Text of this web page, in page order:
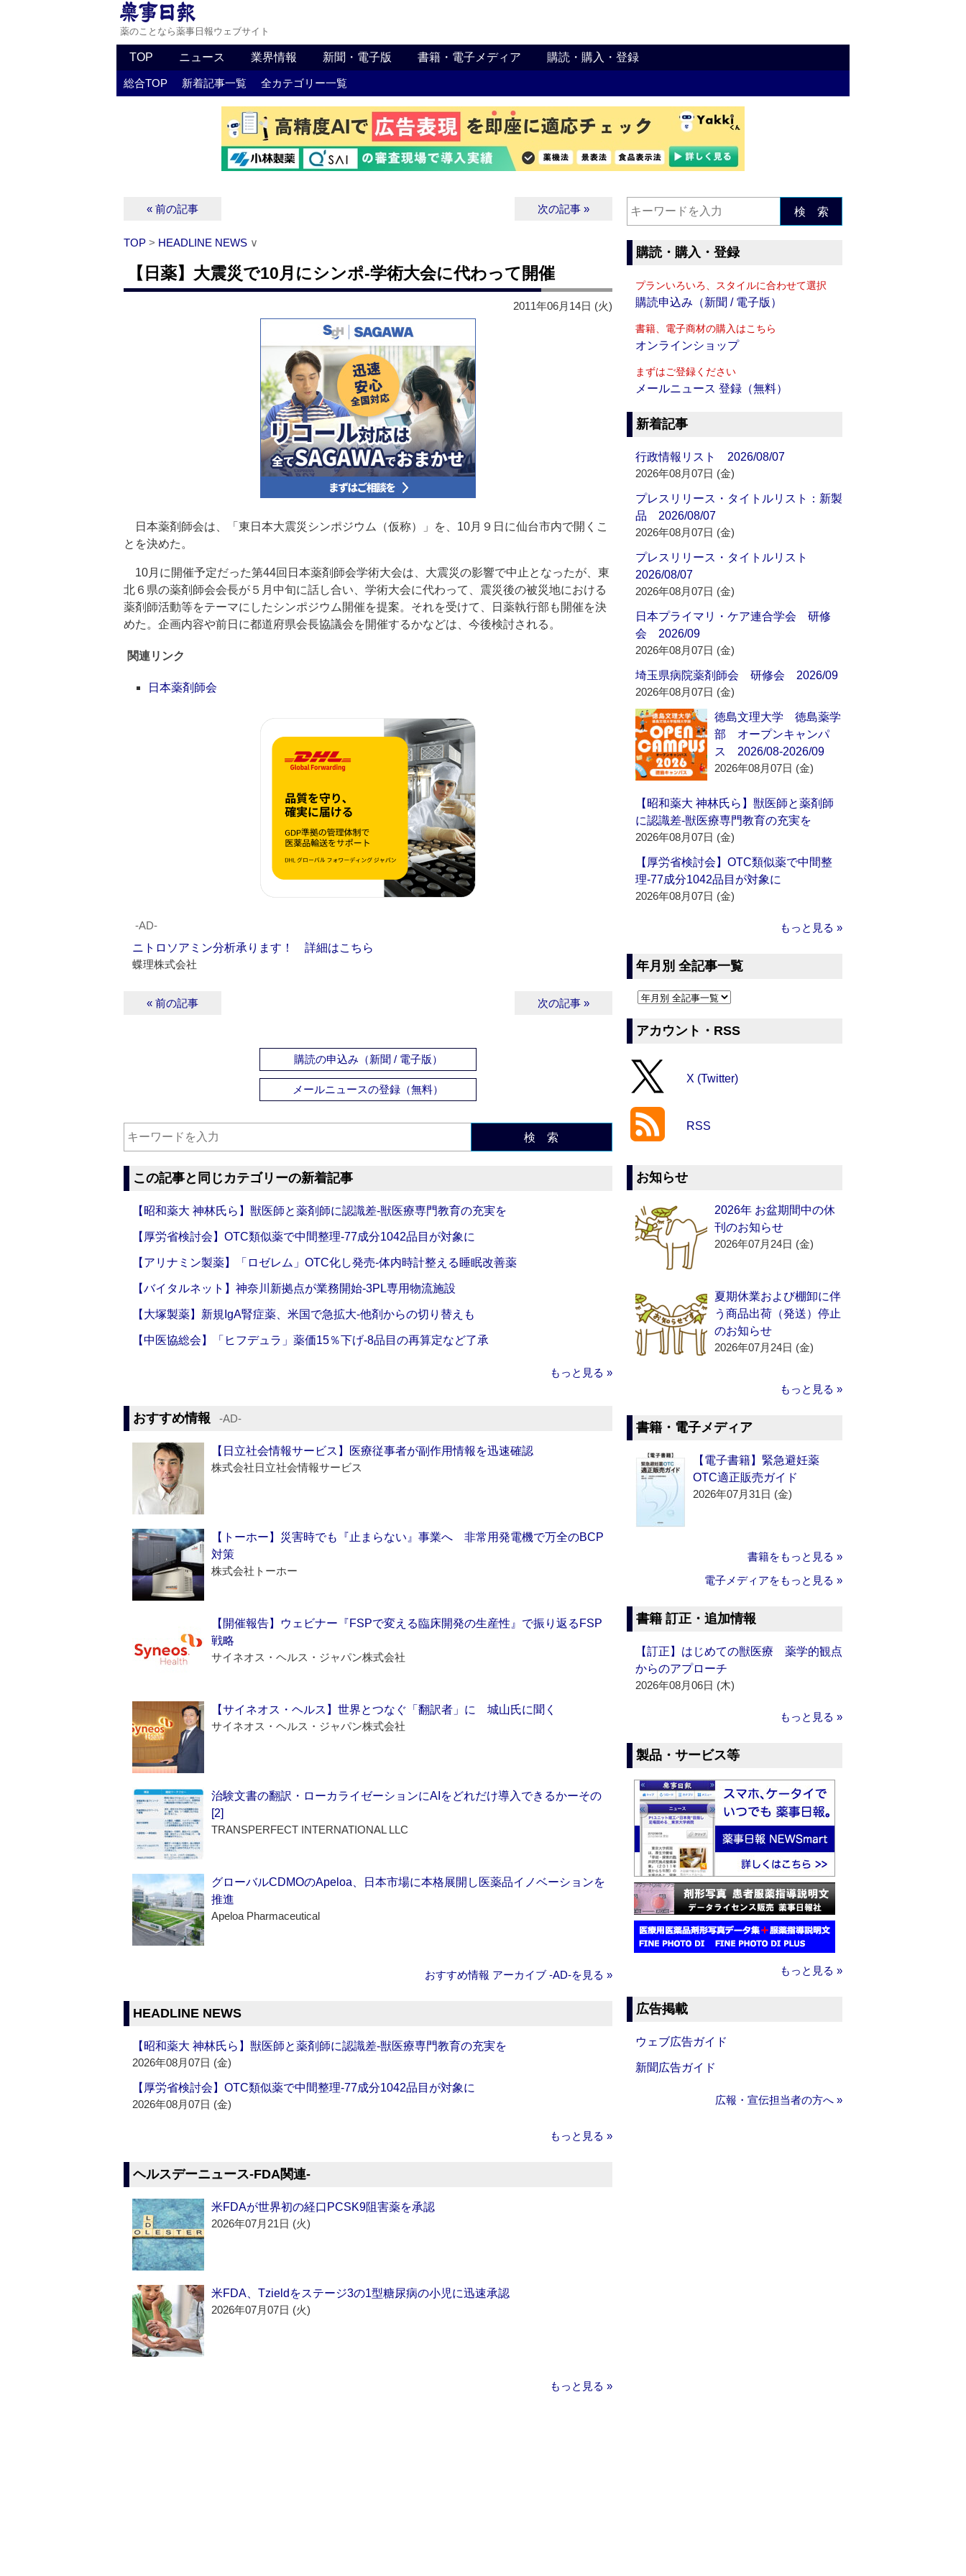
薬のことなら薬事日報ウェブサイト
TOP ニュース 業界情報 新聞・電子版 書籍・電子メディア 購読・購入・登録
総合TOP 新着記事一覧 全カテゴリー一覧
« 前の記事 次の記事 »
TOP > HEADLINE NEWS ∨
【日薬】大震災で10月にシンポ‐学術大会に代わって開催
2011年06月14日 (火)
日本薬剤師会は、「東日本大震災シンポジウム（仮称）」を、10月９日に仙台市内で開くこ
とを決めた。
10月に開催予定だった第44回日本薬剤師会学術大会は、大震災の影響で中止となったが、東
北６県の薬剤師会会長が５月中旬に話し合い、学術大会に代わって、震災後の被災地における
薬剤師活動等をテーマにしたシンポジウム開催を提案。それを受けて、日薬執行部も開催を決
めた。企画内容や前日に都道府県会長協議会を開催するかなどは、今後検討される。
関連リンク
日本薬剤師会
‐AD‐
ニトロソアミン分析承ります！ 詳細はこちら
蝶理株式会社
« 前の記事 次の記事 »
購読の申込み（新聞 / 電子版）
メールニュースの登録（無料）
検 索
この記事と同じカテゴリーの新着記事
【昭和薬大 神林氏ら】獣医師と薬剤師に認識差‐獣医療専門教育の充実を
【厚労省検討会】OTC類似薬で中間整理‐77成分1042品目が対象に
【アリナミン製薬】「ロゼレム」OTC化し発売‐体内時計整える睡眠改善薬
【バイタルネット】神奈川新拠点が業務開始‐3PL専用物流施設
【大塚製薬】新規IgA腎症薬、米国で急拡大‐他剤からの切り替えも
【中医協総会】「ヒフデュラ」薬価15％下げ‐8品目の再算定など了承
もっと見る »
おすすめ情報 ‐AD‐
【日立社会情報サービス】医療従事者が副作用情報を迅速確認
株式会社日立社会情報サービス
【トーホー】災害時でも『止まらない』事業へ 非常用発電機で万全のBCP
対策
株式会社トーホー
【開催報告】ウェビナー『FSPで変える臨床開発の生産性』で振り返るFSP
戦略
サイネオス・ヘルス・ジャパン株式会社
【サイネオス・ヘルス】世界とつなぐ「翻訳者」に 城山氏に聞く
サイネオス・ヘルス・ジャパン株式会社
治験文書の翻訳・ローカライゼーションにAIをどれだけ導入できるかーその
[2]
TRANSPERFECT INTERNATIONAL LLC
グローバルCDMOのApeloa、日本市場に本格展開し医薬品イノベーションを
推進
Apeloa Pharmaceutical
おすすめ情報 アーカイブ ‐AD‐を見る »
HEADLINE NEWS
【昭和薬大 神林氏ら】獣医師と薬剤師に認識差‐獣医療専門教育の充実を
2026年08月07日 (金)
【厚労省検討会】OTC類似薬で中間整理‐77成分1042品目が対象に
2026年08月07日 (金)
もっと見る »
ヘルスデーニュース‐FDA関連‐
米FDAが世界初の経口PCSK9阻害薬を承認
2026年07月21日 (火)
米FDA、Tzieldをステージ3の1型糖尿病の小児に迅速承認
2026年07月07日 (火)
もっと見る »
検 索
購読・購入・登録
プランいろいろ、スタイルに合わせて選択
購読申込み（新聞 / 電子版）
書籍、電子商材の購入はこちら
オンラインショップ
まずはご登録ください
メールニュース 登録（無料）
新着記事
行政情報リスト 2026/08/07
2026年08月07日 (金)
プレスリリース・タイトルリスト：新製
品 2026/08/07
2026年08月07日 (金)
プレスリリース・タイトルリスト
2026/08/07
2026年08月07日 (金)
日本プライマリ・ケア連合学会 研修
会 2026/09
2026年08月07日 (金)
埼玉県病院薬剤師会 研修会 2026/09
2026年08月07日 (金)
徳島文理大学 徳島薬学
部 オープンキャンパ
ス 2026/08-2026/09
2026年08月07日 (金)
【昭和薬大 神林氏ら】獣医師と薬剤師
に認識差‐獣医療専門教育の充実を
2026年08月07日 (金)
【厚労省検討会】OTC類似薬で中間整
理‐77成分1042品目が対象に
2026年08月07日 (金)
もっと見る »
年月別 全記事一覧
アカウント・RSS
X (Twitter)
RSS
お知らせ
2026年 お盆期間中の休
刊のお知らせ
2026年07月24日 (金)
夏期休業および棚卸に伴
う商品出荷（発送）停止
のお知らせ
2026年07月24日 (金)
もっと見る »
書籍・電子メディア
【電子書籍】緊急避妊薬
OTC適正販売ガイド
2026年07月31日 (金)
書籍をもっと見る »
電子メディアをもっと見る »
書籍 訂正・追加情報
【訂正】はじめての獣医療 薬学的観点
からのアプローチ
2026年08月06日 (木)
もっと見る »
製品・サービス等
もっと見る »
広告掲載
ウェブ広告ガイド
新聞広告ガイド
広報・宣伝担当者の方へ »